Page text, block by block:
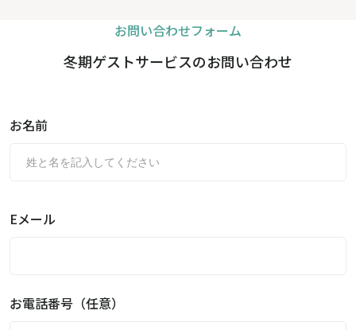
お問い合わせフォーム
冬期ゲストサービスのお問い合わせ
お名前
Eメール
お電話番号（任意）